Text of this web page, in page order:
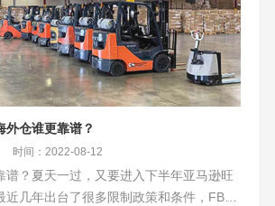
外仓谁更靠谱？
时间：2022-08-12
谱？夏天一过，又要进入下半年亚马逊旺
几年出台了很多限制政策和条件，FBA